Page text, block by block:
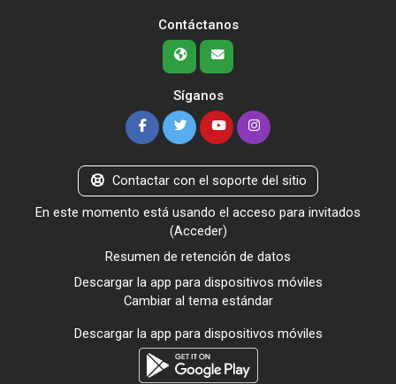
Contáctanos
Síganos
Contactar con el soporte del sitio
En este momento está usando el acceso para invitados
(Acceder)
Resumen de retención de datos
Descargar la app para dispositivos móviles
Cambiar al tema estándar
Descargar la app para dispositivos móviles